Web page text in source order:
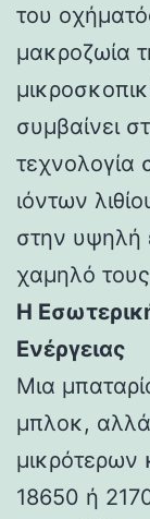
του
μακροζωία
συμβαίνει
τεχνολογία
ιόντων
στην υψηλή
χαμηλό
Η
Ενέργειας
Μια
μπλοκ, αλλά
18650 ή